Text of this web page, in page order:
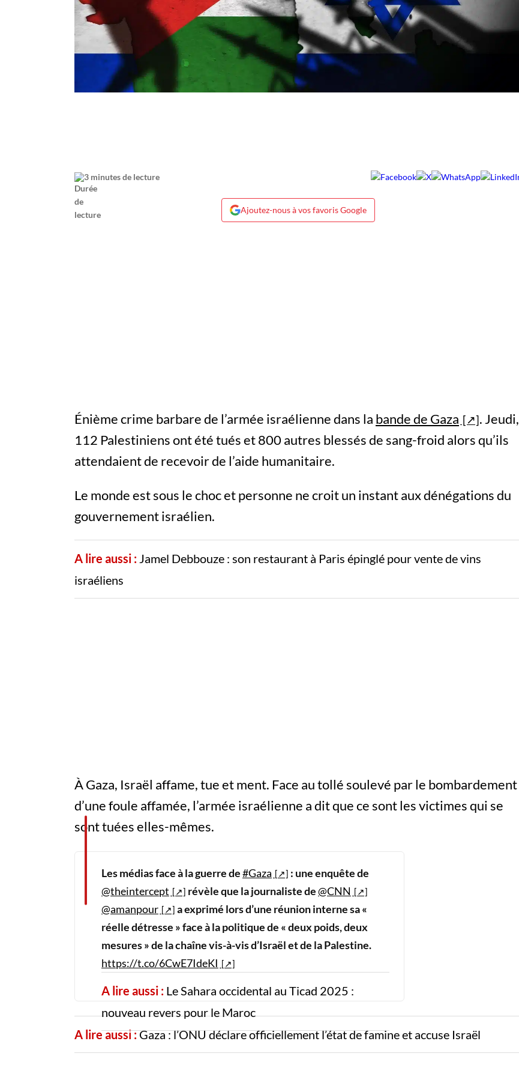
3 minutes de lecture
Ajoutez-nous à vos favoris Google
Énième crime barbare de l’armée israélienne dans la bande de Gaza
. Jeudi,
112 Palestiniens ont été tués et 800 autres blessés de sang-froid alors qu’ils
attendaient de recevoir de l’aide humanitaire.
Le monde est sous le choc et personne ne croit un instant aux dénégations du
gouvernement israélien.
A lire aussi : Jamel Debbouze : son restaurant à Paris épinglé pour vente de vins
israéliens
À Gaza, Israël affame, tue et ment. Face au tollé soulevé par le bombardement
d’une foule affamée, l’armée israélienne a dit que ce sont les victimes qui se
sont tuées elles-mêmes.
Les médias face à la guerre de#Gaza
: une enquête de
@theintercept
révèle que la journaliste de@CNN
@amanpour
a exprimé lors d’une réunion interne sa «
réelle détresse » face à la politique de « deux poids, deux
mesures » de la chaîne vis-à-vis d’Israël et de la Palestine.
https://t.co/6CwE7IdeKI
A lire aussi : Le Sahara occidental au Ticad 2025 :
nouveau revers pour le Maroc
A lire aussi :Gaza : l’ONU déclare officiellement l’état de famine et accuse Israël